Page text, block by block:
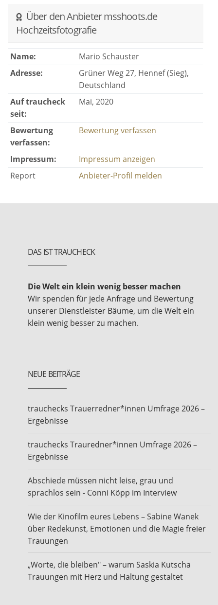
Über den Anbieter msshoots.de
Hochzeitsfotografie
Name:
Mario Schauster
Adresse:
Grüner Weg 27, Hennef (Sieg),
Deutschland
Auf traucheck
seit:
Mai, 2020
Bewertung
verfassen:
Bewertung verfassen
Impressum:
Impressum anzeigen
Report
Anbieter-Profil melden
DAS IST TRAUCHECK
Die Welt ein klein wenig besser machen
Wir spenden für jede Anfrage und Bewertung
unserer Dienstleister Bäume, um die Welt ein
klein wenig besser zu machen.
NEUE BEITRÄGE
trauchecks Trauerredner*innen Umfrage 2026 –
Ergebnisse
trauchecks Trauredner*innen Umfrage 2026 –
Ergebnisse
Abschiede müssen nicht leise, grau und
sprachlos sein - Conni Köpp im Interview
Wie der Kinofilm eures Lebens – Sabine Wanek
über Redekunst, Emotionen und die Magie freier
Trauungen
„Worte, die bleiben" – warum Saskia Kutscha
Trauungen mit Herz und Haltung gestaltet